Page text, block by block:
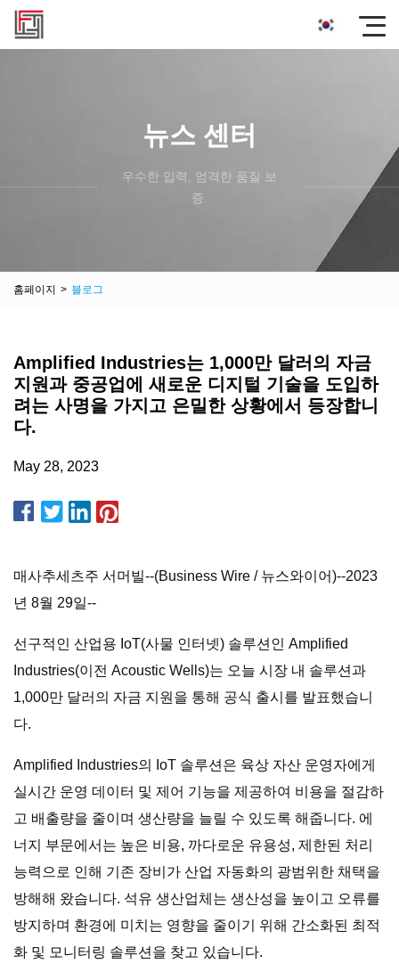
뉴스 센터
우수한 입력, 엄격한 품질 보
증.
홈페이지 > 블로그
Amplified Industries는 1,000만 달러의 자금
지원과 중공업에 새로운 디지털 기술을 도입하
려는 사명을 가지고 은밀한 상황에서 등장합니
다.
May 28, 2023
매사추세츠주 서머빌--(Business Wire / 뉴스와이어)--2023
년 8월 29일--
선구적인 산업용 IoT(사물 인터넷) 솔루션인 Amplified
Industries(이전 Acoustic Wells)는 오늘 시장 내 솔루션과
1,000만 달러의 자금 지원을 통해 공식 출시를 발표했습니
다.
Amplified Industries의 IoT 솔루션은 육상 자산 운영자에게
실시간 운영 데이터 및 제어 기능을 제공하여 비용을 절감하
고 배출량을 줄이며 생산량을 늘릴 수 있도록 해줍니다. 에
너지 부문에서는 높은 비용, 까다로운 유용성, 제한된 처리
능력으로 인해 기존 장비가 산업 자동화의 광범위한 채택을
방해해 왔습니다. 석유 생산업체는 생산성을 높이고 오류를
방지하며 환경에 미치는 영향을 줄이기 위해 간소화된 최적
화 및 모니터링 솔루션을 찾고 있습니다.